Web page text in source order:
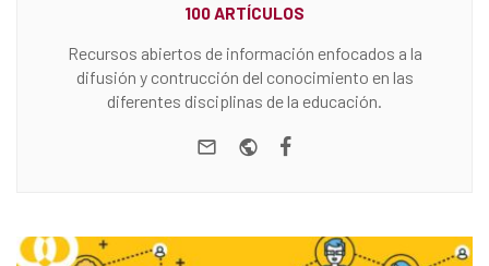
100 ARTÍCULOS
Recursos abiertos de información enfocados a la
difusión y contrucción del conocimiento en las
diferentes disciplinas de la educación.
e-mail Website